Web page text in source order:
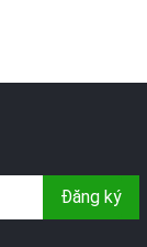
Đăng ký